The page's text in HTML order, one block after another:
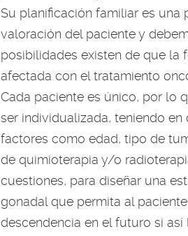
Su planificación familiar es una
valoración del paciente y
posibilidades existen de que la
afectada con el tratamiento
Cada paciente es único, por lo
ser individualizada, teniendo en
factores como edad, tipo de
de quimioterapia y/o
cuestiones, para diseñar una
gonadal que permita al
descendencia en el futuro si así